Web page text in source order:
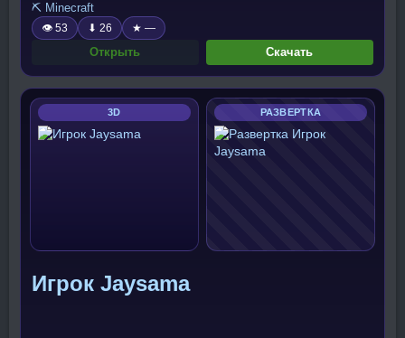
⛏️ Minecraft
👁 53 ⬇ 26 ★ —
Открыть Скачать
3D РАЗВЕРТКА
Игрок Jaysama